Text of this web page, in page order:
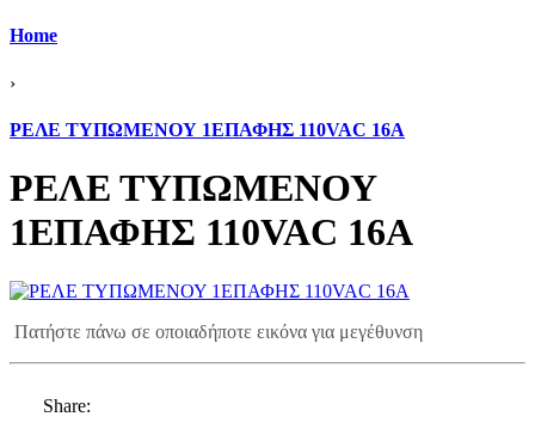
Home
›
ΡΕΛΕ ΤΥΠΩΜΕΝΟΥ 1ΕΠΑΦΗΣ 110VAC 16A
ΡΕΛΕ ΤΥΠΩΜΕΝΟΥ
1ΕΠΑΦΗΣ 110VAC 16A
Πατήστε πάνω σε οποιαδήποτε εικόνα για μεγέθυνση
Share: